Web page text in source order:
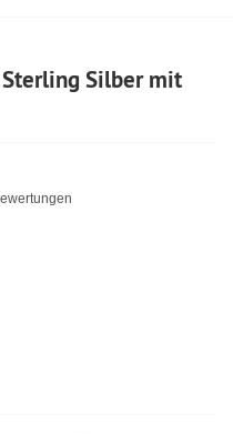
Silber mit